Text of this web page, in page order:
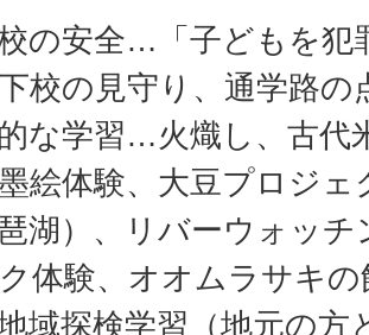
の安全…「子どもを犯
校の見守り、通学路の
な学習…火熾し、古代
絵体験、大豆プロジ
琶湖）、リバーウォッ
体験、オオムラサキ
域探検学習（地元の方